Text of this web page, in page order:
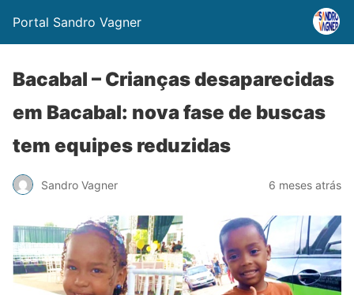
Portal Sandro Vagner
Bacabal – Crianças desaparecidas
em Bacabal: nova fase de buscas
tem equipes reduzidas
Sandro Vagner 6 meses atrás